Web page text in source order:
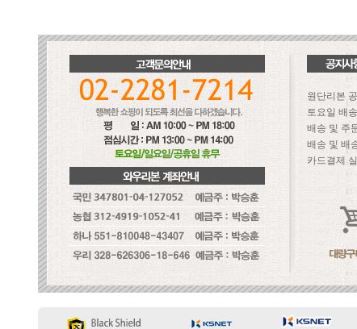
원단리본
토요일 배
배송 및 주
배송 및 배
카드결제